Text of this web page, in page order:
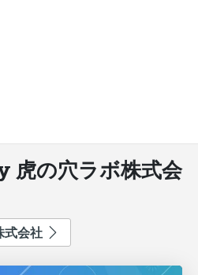
虎の穴ラボ株式会
式会社